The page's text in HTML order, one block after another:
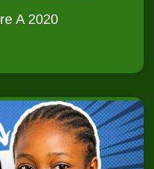
A 2020